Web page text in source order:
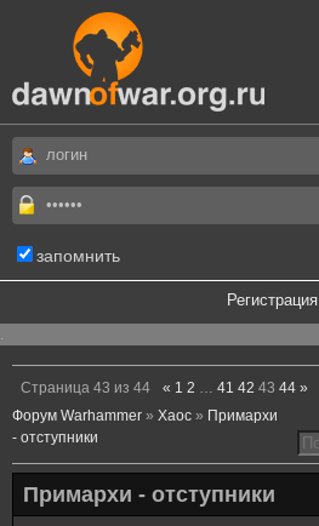
запомнить
Регистрация
.
Страница 43 из 44 « 1 2 … 41 42 43 44 »
Форум Warhammer » Хаос » Примархи
- отступники
Примархи - отступники